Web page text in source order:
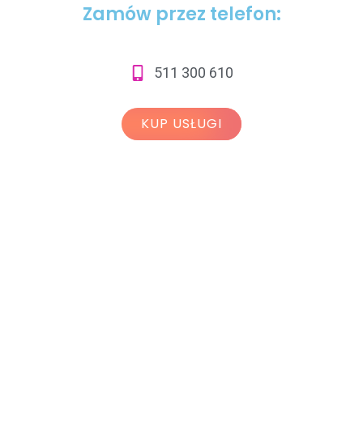
Zamów przez telefon:
511 300 610
KUP USŁUGI